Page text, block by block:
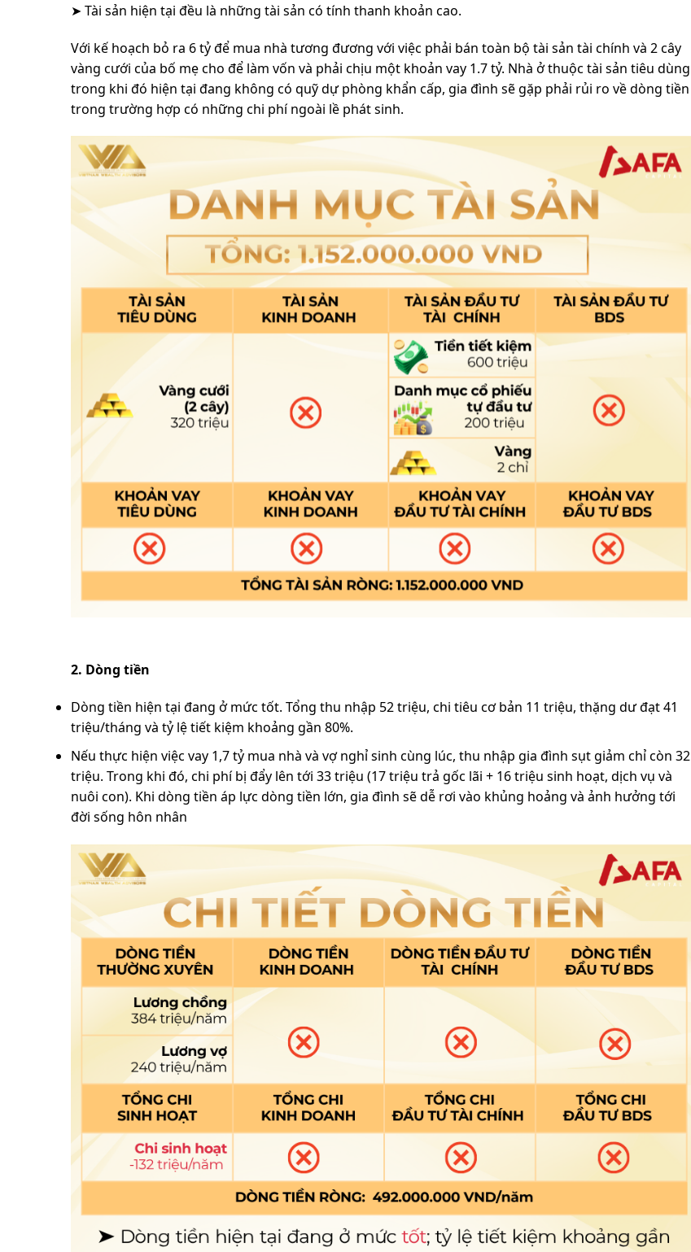
➤ Tài sản hiện tại đều là những tài sản có tính thanh khoản cao.
Với kế hoạch bỏ ra 6 tỷ để mua nhà tương đương với việc phải bán toàn bộ tài sản tài chính và 2 cây
vàng cưới của bố mẹ cho để làm vốn và phải chịu một khoản vay 1.7 tỷ. Nhà ở thuộc tài sản tiêu dùng
trong khi đó hiện tại đang không có quỹ dự phòng khẩn cấp, gia đình sẽ gặp phải rủi ro về dòng tiền
trong trường hợp có những chi phí ngoài lề phát sinh.
2. Dòng tiền
Dòng tiền hiện tại đang ở mức tốt. Tổng thu nhập 52 triệu, chi tiêu cơ bản 11 triệu, thặng dư đạt 41
triệu/tháng và tỷ lệ tiết kiệm khoảng gần 80%.
Nếu thực hiện việc vay 1,7 tỷ mua nhà và vợ nghỉ sinh cùng lúc, thu nhập gia đình sụt giảm chỉ còn 32
triệu. Trong khi đó, chi phí bị đẩy lên tới 33 triệu (17 triệu trả gốc lãi + 16 triệu sinh hoạt, dịch vụ và
nuôi con). Khi dòng tiền áp lực dòng tiền lớn, gia đình sẽ dễ rơi vào khủng hoảng và ảnh hưởng tới
đời sống hôn nhân